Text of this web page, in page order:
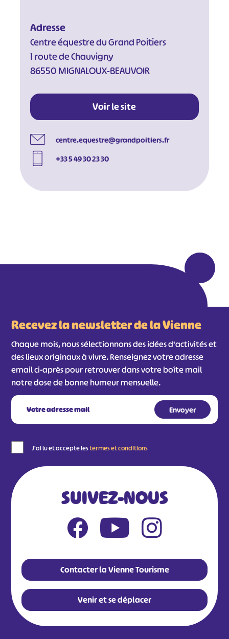
Adresse
Centre équestre du Grand Poitiers
1 route de Chauvigny
86550 MIGNALOUX-BEAUVOIR
Voir le site
centre.equestre@grandpoitiers.fr
+33 5 49 30 23 30
Recevez la newsletter de la Vienne
Chaque mois, nous sélectionnons des idées d'activités et
des lieux originaux à vivre. Renseignez votre adresse
email ci-après pour retrouver dans votre boîte mail
notre dose de bonne humeur mensuelle.
J'ai lu et accepte lestermes et conditions
SUIVEZ-NOUS
Contacter la Vienne Tourisme
Venir et se déplacer
#
#